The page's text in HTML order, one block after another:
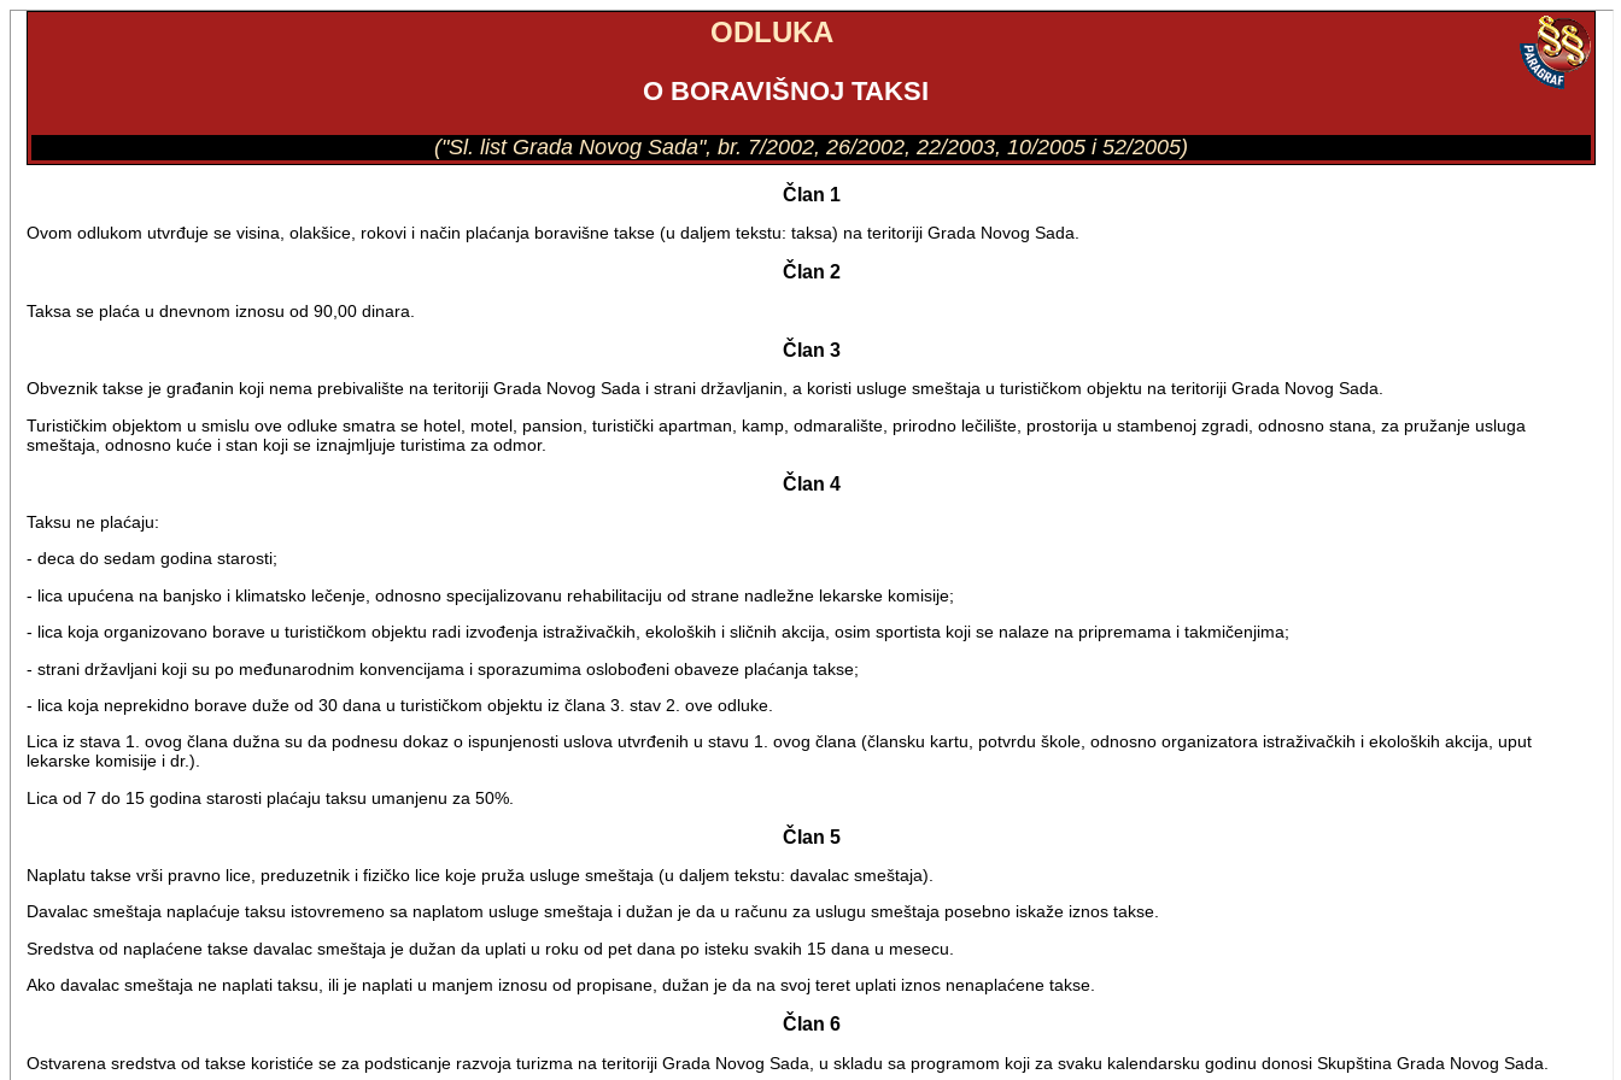
ODLUKA
O BORAVIŠNOJ TAKSI
("Sl. list Grada Novog Sada", br. 7/2002, 26/2002, 22/2003, 10/2005 i 52/2005)
Član 1
Ovom odlukom utvrđuje se visina, olakšice, rokovi i način plaćanja boravišne takse (u daljem tekstu: taksa) na teritoriji Grada Novog Sada.
Član 2
Taksa se plaća u dnevnom iznosu od 90,00 dinara.
Član 3
Obveznik takse je građanin koji nema prebivalište na teritoriji Grada Novog Sada i strani državljanin, a koristi usluge smeštaja u turističkom objektu na teritoriji Grada Novog Sada.
Turističkim objektom u smislu ove odluke smatra se hotel, motel, pansion, turistički apartman, kamp, odmaralište, prirodno lečilište, prostorija u stambenoj zgradi, odnosno stana, za pružanje usluga
smeštaja, odnosno kuće i stan koji se iznajmljuje turistima za odmor.
Član 4
Taksu ne plaćaju:
- deca do sedam godina starosti;
- lica upućena na banjsko i klimatsko lečenje, odnosno specijalizovanu rehabilitaciju od strane nadležne lekarske komisije;
- lica koja organizovano borave u turističkom objektu radi izvođenja istraživačkih, ekoloških i sličnih akcija, osim sportista koji se nalaze na pripremama i takmičenjima;
- strani državljani koji su po međunarodnim konvencijama i sporazumima oslobođeni obaveze plaćanja takse;
- lica koja neprekidno borave duže od 30 dana u turističkom objektu iz člana 3. stav 2. ove odluke.
Lica iz stava 1. ovog člana dužna su da podnesu dokaz o ispunjenosti uslova utvrđenih u stavu 1. ovog člana (člansku kartu, potvrdu škole, odnosno organizatora istraživačkih i ekoloških akcija, uput
lekarske komisije i dr.).
Lica od 7 do 15 godina starosti plaćaju taksu umanjenu za 50%.
Član 5
Naplatu takse vrši pravno lice, preduzetnik i fizičko lice koje pruža usluge smeštaja (u daljem tekstu: davalac smeštaja).
Davalac smeštaja naplaćuje taksu istovremeno sa naplatom usluge smeštaja i dužan je da u računu za uslugu smeštaja posebno iskaže iznos takse.
Sredstva od naplaćene takse davalac smeštaja je dužan da uplati u roku od pet dana po isteku svakih 15 dana u mesecu.
Ako davalac smeštaja ne naplati taksu, ili je naplati u manjem iznosu od propisane, dužan je da na svoj teret uplati iznos nenaplaćene takse.
Član 6
Ostvarena sredstva od takse koristiće se za podsticanje razvoja turizma na teritoriji Grada Novog Sada, u skladu sa programom koji za svaku kalendarsku godinu donosi Skupština Grada Novog Sada.